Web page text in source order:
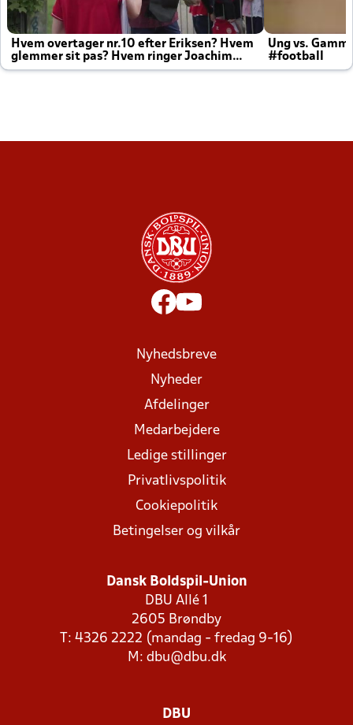
Hvem overtager nr.10 efter Eriksen? Hvem
glemmer sit pas? Hvem ringer Joachim
altid til efter kampe?
Ung vs.
#football
Nyhedsbreve
Nyheder
Afdelinger
Medarbejdere
Ledige stillinger
Privatlivspolitik
Cookiepolitik
Betingelser og vilkår
Dansk Boldspil-Union
DBU Allé 1
2605 Brøndby
T: 4326 2222 (mandag - fredag 9-16)
M: dbu@dbu.dk
DBU